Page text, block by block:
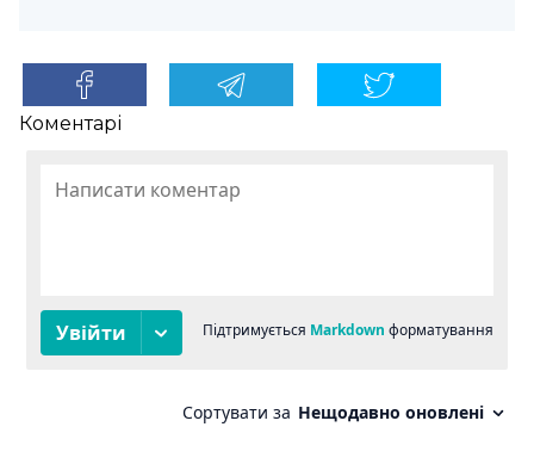
Коментарі